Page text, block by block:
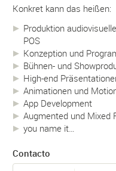
Konkret kann das heißen:
Produktion
POS
Konzeption und
Bühnen- und
High-end
Animationen und
App Development
Augmented und Mixed
you name it…
Contacto